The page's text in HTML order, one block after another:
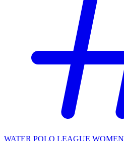
WATER POLO LEAGUE WOMEN